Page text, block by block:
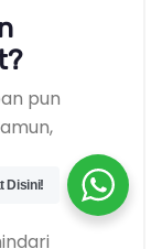
pun
Disini!